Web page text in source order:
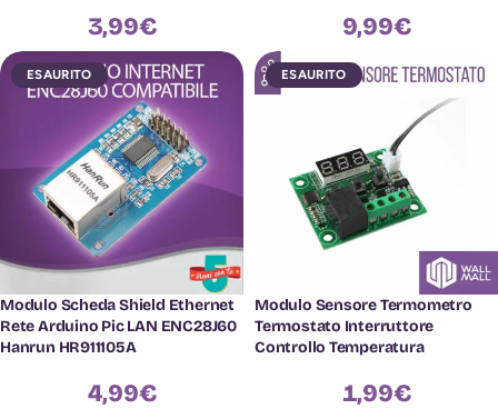
3,99€ 9,99€
ESAURITO
Modulo Scheda Shield Ethernet
Rete Arduino Pic LAN ENC28J60
Hanrun HR911105A
4,99€
ESAURITO
Modulo Sensore Termometro
Termostato Interruttore
Controllo Temperatura
1,99€